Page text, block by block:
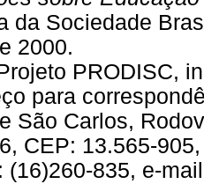
da Sociedade
2000.
PRODISC,
para
São Carlos,
CEP: 13.565-
(16)260-835, e-